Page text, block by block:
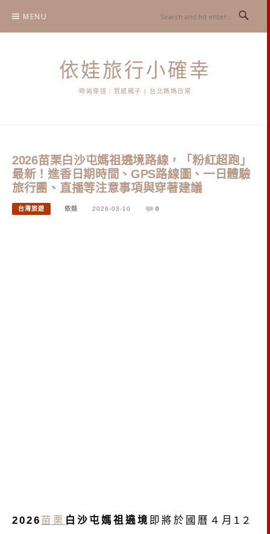
content
MENU
依娃旅行小確幸
時尚穿搭｜質感親子 | 台北媽媽日常
2026苗栗白沙屯媽祖遶境路線，「粉紅超跑」
最新！進香日期時間、GPS路線圖、一日體驗
旅行團、直播等注意事項與穿著建議
台灣旅遊 依娃 2026-03-10 0
2026 苗栗 白沙屯媽祖遶境 即將於國曆４月1２